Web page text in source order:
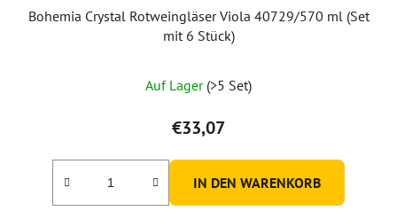
Bohemia Crystal Rotweingläser Viola 40729/570 ml (Set
mit 6 Stück)
Auf Lager (>5 Set)
€33,07
IN DEN WARENKORB